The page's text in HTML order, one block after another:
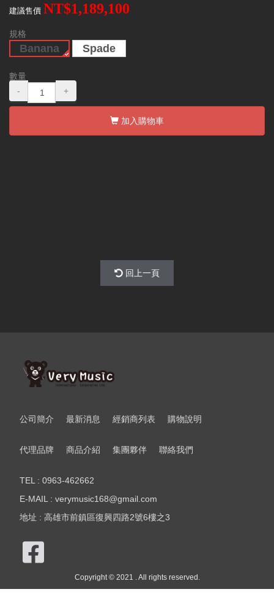
建議售價 NT$1,189,100
規格
Banana Spade
數量
-
+
加入購物車
回上一頁
公司簡介 最新消息 經銷商列表 購物說明
代理品牌 商品介紹 集團夥伴 聯絡我們
TEL : 0963-462662
E-MAIL : verymusic168@gmail.com
地址 : 高雄市前鎮區復興四路2號6樓之3
Copyright © 2021 . All rights reserved.